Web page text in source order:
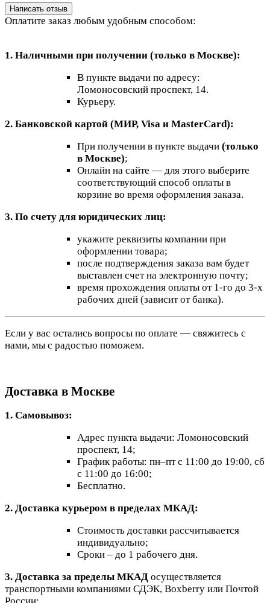
Написать отзыв
Оплатите заказ любым удобным способом:
1. Наличными при получении (только в Москве):
В пункте выдачи по адресу:
Ломоносовский проспект, 14.
Курьеру.
2. Банковской картой (МИР, Visa и MasterCard):
При получении в пункте выдачи (только
в Москве);
Онлайн на сайте — для этого выберите
соответствующий способ оплаты в
корзине во время оформления заказа.
3. По счету для юридических лиц:
укажите реквизиты компании при
оформлении товара;
после подтверждения заказа вам будет
выставлен счет на электронную почту;
время прохождения оплаты от 1-го до 3-х
рабочих дней (зависит от банка).
Если у вас остались вопросы по оплате — свяжитесь с
нами, мы с радостью поможем.
Доставка в Москве
1. Самовывоз:
Адрес пункта выдачи: Ломоносовский
проспект, 14;
График работы: пн–пт с 11:00 до 19:00, сб
с 11:00 до 16:00;
Бесплатно.
2. Доставка курьером в пределах МКАД:
Стоимость доставки рассчитывается
индивидуально;
Сроки – до 1 рабочего дня.
3. Доставка за пределы МКАД осуществляется
транспортными компаниями СДЭК, Boxberry или Почтой
России: